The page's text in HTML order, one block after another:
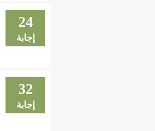
24
إجابة
32
إجابة